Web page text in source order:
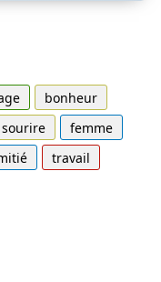
bonheur
sourire
femme
travail